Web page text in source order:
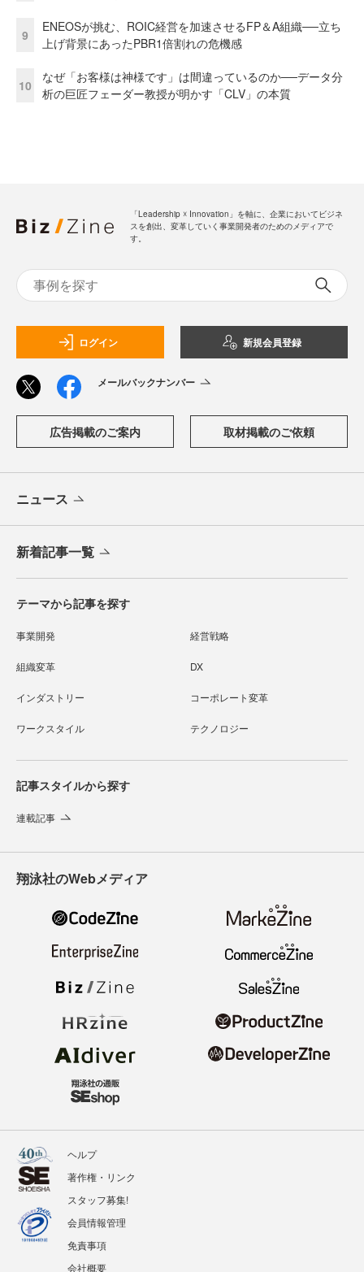
9
ENEOSが挑む、ROIC経営を加速させるFP＆A組織──立ち
上げ背景にあったPBR1倍割れの危機感
10
なぜ「お客様は神様です」は間違っているのか──データ分
析の巨匠フェーダー教授が明かす「CLV」の本質
「Leadership ☓ Innovation」を軸に、企業においてビジネ
スを創出、変革していく事業開発者のためのメディアで
す。
ログイン 新規会員登録
メールバックナンバー
広告掲載のご案内 取材掲載のご依頼
ニュース
新着記事一覧
テーマから記事を探す
事業開発 経営戦略
組織変革 DX
インダストリー コーポレート変革
ワークスタイル テクノロジー
記事スタイルから探す
連載記事
翔泳社のWebメディア
ヘルプ
著作権・リンク
スタッフ募集!
会員情報管理
免責事項
会社概要